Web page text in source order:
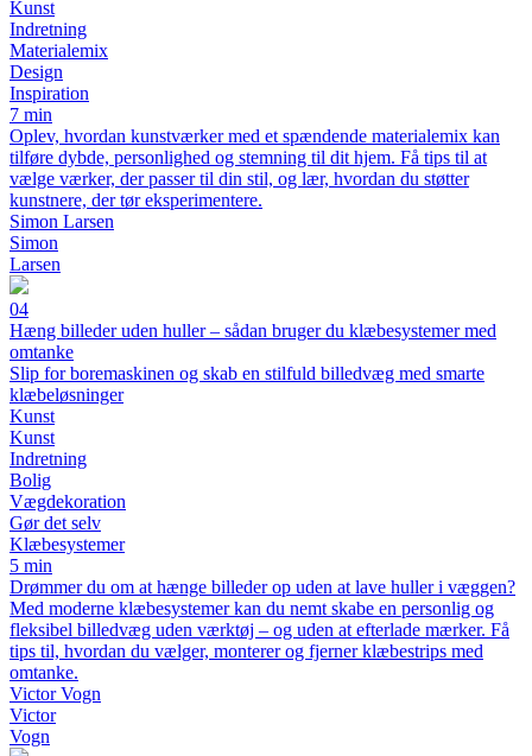
Kunst
Indretning
Materialemix
Design
Inspiration
7 min
Oplev, hvordan kunstværker med et spændende materialemix kan
tilføre dybde, personlighed og stemning til dit hjem. Få tips til at
vælge værker, der passer til din stil, og lær, hvordan du støtter
kunstnere, der tør eksperimentere.
Simon Larsen
Simon
Larsen
04
Hæng billeder uden huller – sådan bruger du klæbesystemer med
omtanke
Slip for boremaskinen og skab en stilfuld billedvæg med smarte
klæbeløsninger
Kunst
Kunst
Indretning
Bolig
Vægdekoration
Gør det selv
Klæbesystemer
5 min
Drømmer du om at hænge billeder op uden at lave huller i væggen?
Med moderne klæbesystemer kan du nemt skabe en personlig og
fleksibel billedvæg uden værktøj – og uden at efterlade mærker. Få
tips til, hvordan du vælger, monterer og fjerner klæbestrips med
omtanke.
Victor Vogn
Victor
Vogn